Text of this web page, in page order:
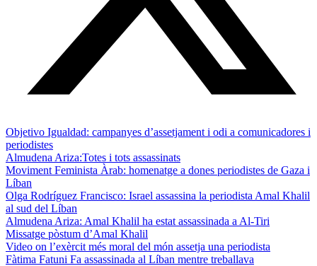
Objetivo Igualdad: campanyes d’assetjament i odi a comunicadores i
periodistes
Almudena Ariza:Totes i tots assassinats
Moviment Feminista Àrab: homenatge a dones periodistes de Gaza i
Líban
Olga Rodríguez Francisco: Israel assassina la periodista Amal Khalil
al sud del Líban
Almudena Ariza: Amal Khalil ha estat assassinada a Al-Tiri
Missatge pòstum d’Amal Khalil
Video on l’exèrcit més moral del món assetja una periodista
Fàtima Fatuni Fa assassinada al Líban mentre treballava